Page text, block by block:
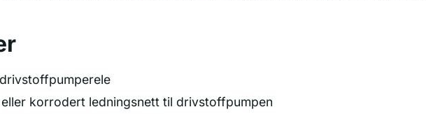
korrodert ledningsnett til drivstoffpumpen